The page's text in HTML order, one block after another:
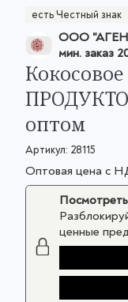
есть Честный знак
ООО
мин. заказ
оптом
Артикул: 28115
Оптовая цена с
ценные